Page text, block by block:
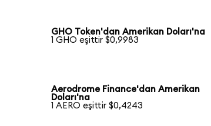
GHO Token'dan Amerikan Doları'na
1 GHO eşittir $0,9983
Aerodrome Finance'dan Amerikan
Doları'na
1 AERO eşittir $0,4243